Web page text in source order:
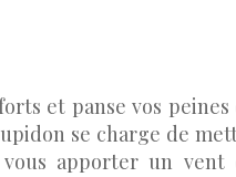
et panse vos peines
se charge de
apporter un vent